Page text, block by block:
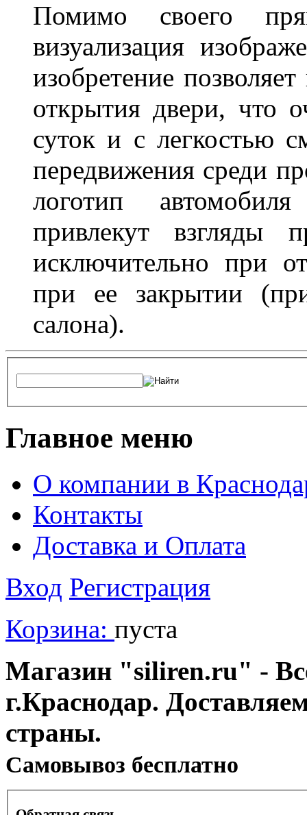
Помимо своего
визуализация
изобретение
открытия двери, что
суток и с легкостью
передвижения среди
логотип
привлекут взгляды
исключительно при
при ее закрытии
салона).
Главное меню
О компании в
Контакты
Доставка и Оплата
Вход Регистрация
Корзина: пуста
Магазин "siliren.ru" -
г.Краснодар.
страны.
Cамовывоз бесплатно